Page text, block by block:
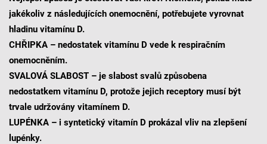
jakékoliv z následujících onemocnění, potřebujete vyrovnat
hladinu vitamínu D.
CHŘIPKA – nedostatek vitamínu D vede k respiračním
onemocněním.
SVALOVÁ SLABOST – je slabost svalů způsobena
nedostatkem vitamínu D, protože jejich receptory musí být
trvale udržovány vitamínem D.
LUPÉNKA – i syntetický vitamín D prokázal vliv na zlepšení
lupénky.